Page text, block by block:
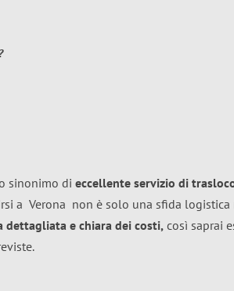
sinonimo di eccellente servizio di
a Verona non è solo una sfida logistica
dettagliata e chiara dei costi, così saprai